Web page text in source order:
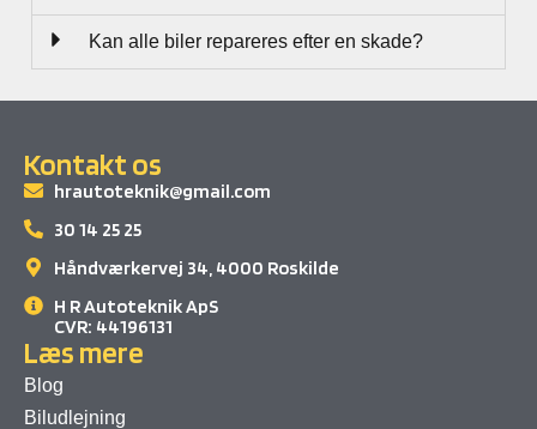
Kan alle biler repareres efter en skade?
Kontakt os
hrautoteknik@gmail.com
30 14 25 25
Håndværkervej 34, 4000 Roskilde
H R Autoteknik ApS
CVR: 44196131
Læs mere
Blog
Biludlejning